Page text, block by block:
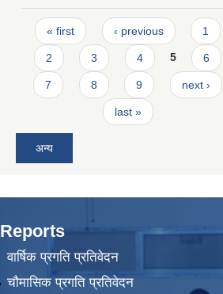
Pages
« first ‹ previous 1
2 3 4 5 6
7 8 9 next ›
last »
अन्य
Reports
वार्षिक प्रगति प्रतिवेदन
चौमासिक प्रगति प्रतिवेदन